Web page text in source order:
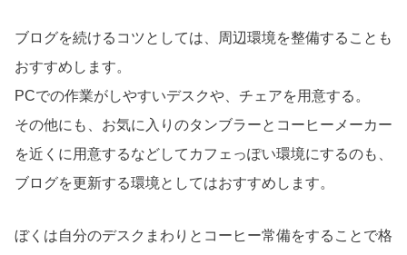
ブログを続けるコツとしては、周辺環境を整備することも
おすすめします。
PCでの作業がしやすいデスクや、チェアを用意する。
その他にも、お気に入りのタンブラーとコーヒーメーカー
を近くに用意するなどしてカフェっぽい環境にするのも、
ブログを更新する環境としてはおすすめします。
ぼくは自分のデスクまわりとコーヒー常備をすることで格